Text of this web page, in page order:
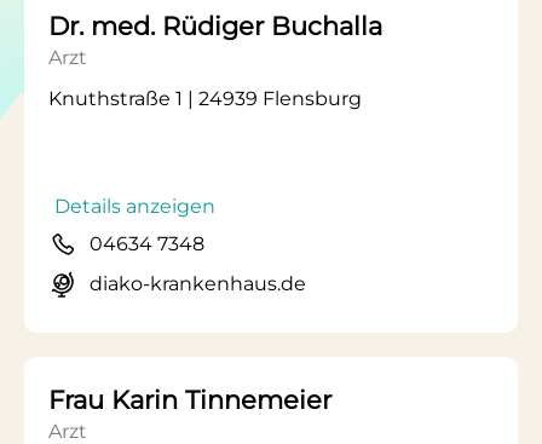
Dr. med. Rüdiger Buchalla
Arzt
Knuthstraße 1 | 24939 Flensburg
Details anzeigen
04634 7348
diako-krankenhaus.de
Frau Karin Tinnemeier
Arzt